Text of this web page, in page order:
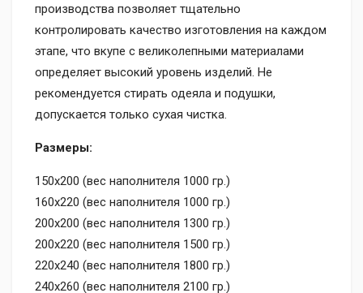
производства позволяет тщательно
контролировать качество изготовления на каждом
этапе, что вкупе с великолепными материалами
определяет высокий уровень изделий. Не
рекомендуется стирать одеяла и подушки,
допускается только сухая чистка.
Размеры:
150x200 (вес наполнителя 1000 гр.)
160x220 (вес наполнителя 1000 гр.)
200x200 (вес наполнителя 1300 гр.)
200x220 (вес наполнителя 1500 гр.)
220x240 (вес наполнителя 1800 гр.)
240x260 (вес наполнителя 2100 гр.)